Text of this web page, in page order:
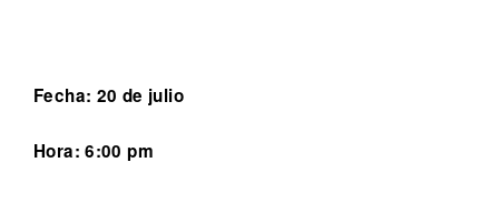
Fecha: 20 de julio
Hora: 6:00 pm